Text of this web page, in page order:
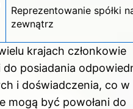
Reprezentowanie spółki
zewnątrz
krajach członkowie
posiadania
i doświadczenia, co w
mogą być powołani do